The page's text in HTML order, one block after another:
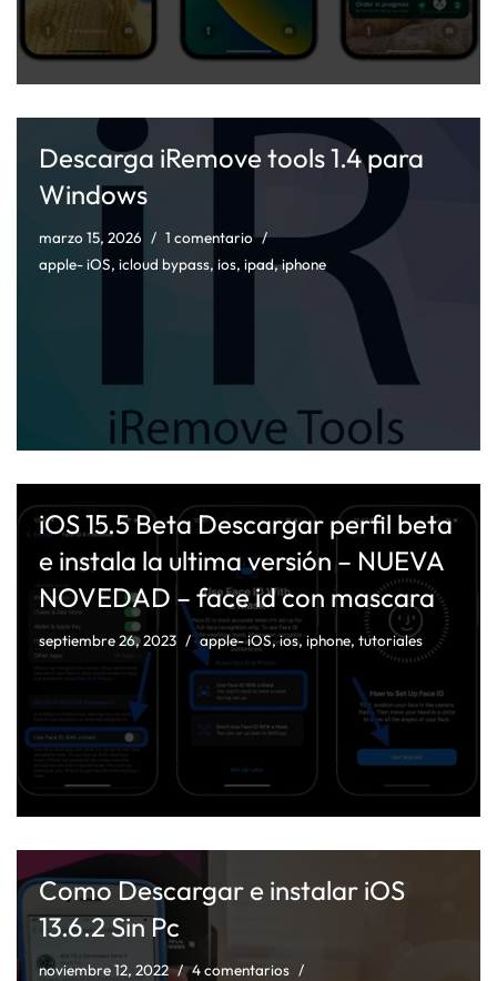
Descarga iRemove tools 1.4 para
Windows
marzo 15, 2026
1 comentario
apple- iOS, icloud bypass, ios, ipad,iphone
iOS 15.5 Beta Descargar perfil beta
e instala la ultima versión – NUEVA
NOVEDAD – face id con mascara
septiembre 26, 2023 apple- iOS,ios, iphone, tutoriales
Como Descargar e instalar iOS
13.6.2 Sin Pc
noviembre 12, 2022
4 comentarios